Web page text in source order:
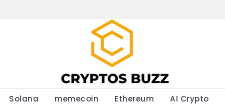
Solana memecoin Ethereum AI Crypto